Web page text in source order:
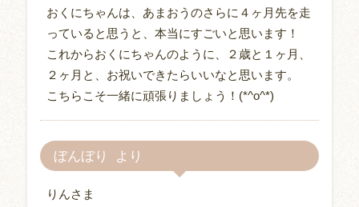
おくにちゃんは、あまおうのさらに４ヶ月先を走
っていると思うと、本当にすごいと思います！
これからおくにちゃんのように、２歳と１ヶ月、
２ヶ月と、お祝いできたらいいなと思います。
こちらこそ一緒に頑張りましょう！(*^o^*)
ぼんぼり
りんさま